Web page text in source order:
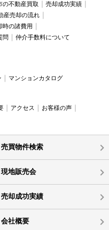
の不動産買取
売却成功実績
産売却の流れ
時の諸費用
問 仲介手数料について
マンションカタログ
アクセス
お客様の声
売買物件検索
現地販売会
売却成功実績
会社概要